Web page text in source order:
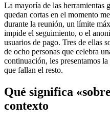
La mayoría de las herramientas
quedan cortas en el momento
durante la reunión, un límite
impide el seguimiento, o el
usuarios de pago. Tres de ellas
de ocho personas que celebra
continuación, les presentamos
que fallan el resto.
Qué significa
contexto